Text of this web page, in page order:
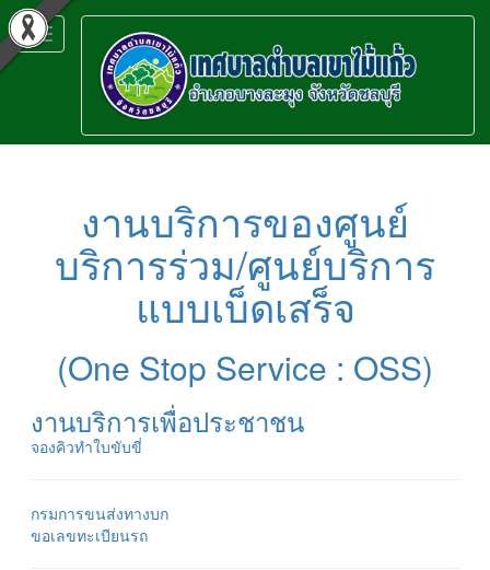
Toggle
navigation
งานบริการของศูนย์
บริการร่วม/ศูนย์บริการ
แบบเบ็ดเสร็จ
(One Stop Service : OSS)
งานบริการเพื่อประชาชน
จองคิวทำใบขับขี่
กรมการขนส่งทางบก
ขอเลขทะเบียนรถ